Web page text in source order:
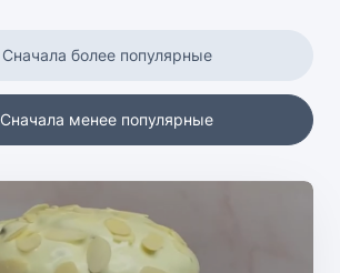
Сначала более популярные
Сначала менее популярные